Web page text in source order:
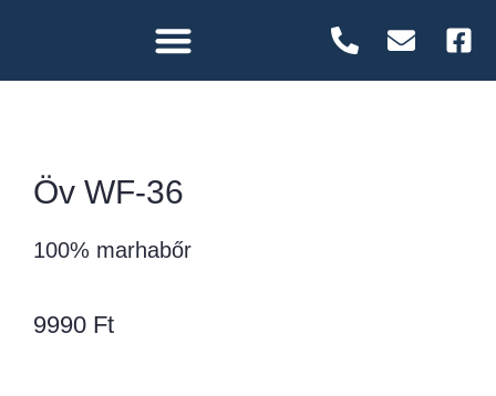
Öv WF-36
100% marhabőr
9990 Ft